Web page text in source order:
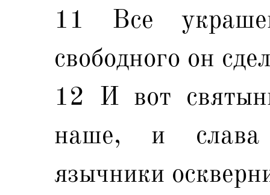
11 Все
свободного он
12 И вот
наше, и
язычники